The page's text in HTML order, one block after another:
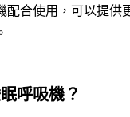
配合使用，可以提供
呼吸機？